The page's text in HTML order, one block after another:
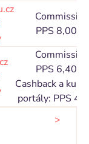
Commission
PPS 8,00 %
Commission
PPS 6,40 %
Cashback a
portály: PPS
>